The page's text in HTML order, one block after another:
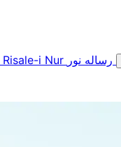
Risale-i Nur